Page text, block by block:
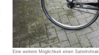
Eine weitere Möglichkeit einen